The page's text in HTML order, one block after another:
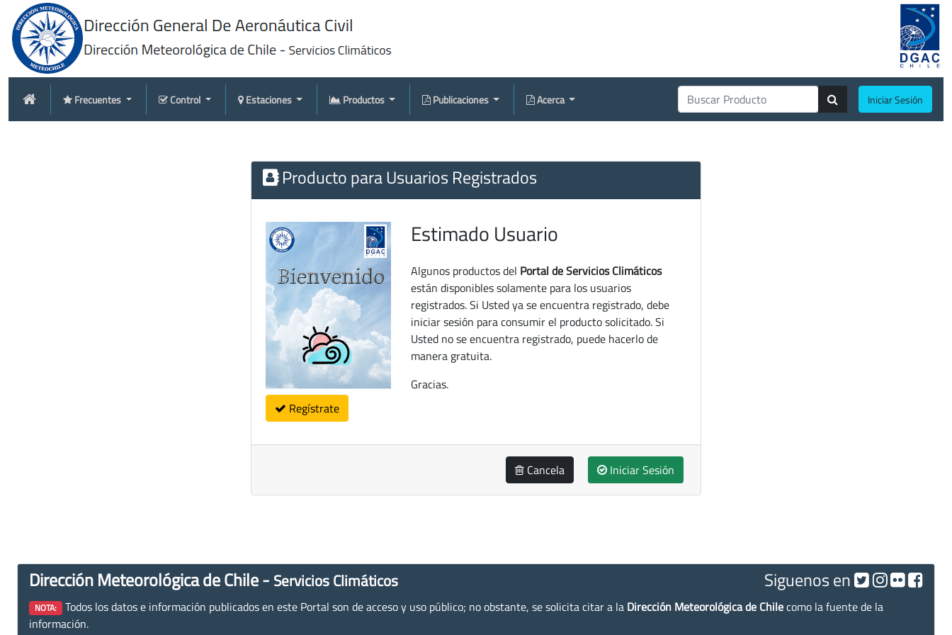
Frecuentes Control Estaciones Productos Publicaciones Acerca Iniciar Sesión
Producto para Usuarios Registrados
Regístrate
Estimado Usuario
Algunos productos del Portal de Servicios Climáticos
están disponibles solamente para los usuarios
registrados. Si Usted ya se encuentra registrado, debe
iniciar sesión para consumir el producto solicitado. Si
Usted no se encuentra registrado, puede hacerlo de
manera gratuita.
Gracias.
Cancela Iniciar Sesión
Dirección Meteorológica de Chile - Servicios Climáticos Siguenos en
NOTA: Todos los datos e información publicados en este Portal son de acceso y uso público; no obstante, se solicita citar a la Dirección Meteorológica de Chilecomo la fuente de la
información.